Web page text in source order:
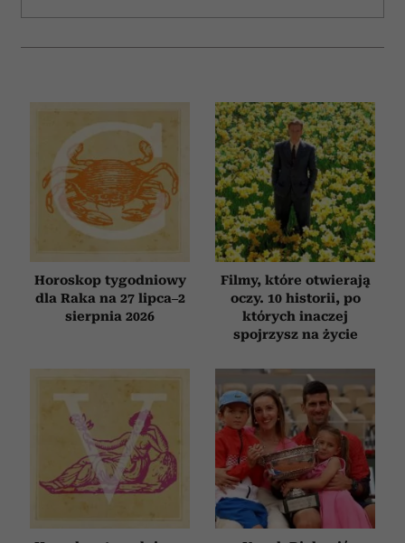
Horoskop tygodniowy
dla Raka na 27 lipca–2
sierpnia 2026
Filmy, które otwierają
oczy. 10 historii, po
których inaczej
spojrzysz na życie